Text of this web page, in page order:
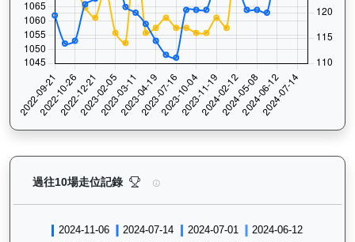
過往10場走位記錄 極速之星（G181）— 過往走位記錄